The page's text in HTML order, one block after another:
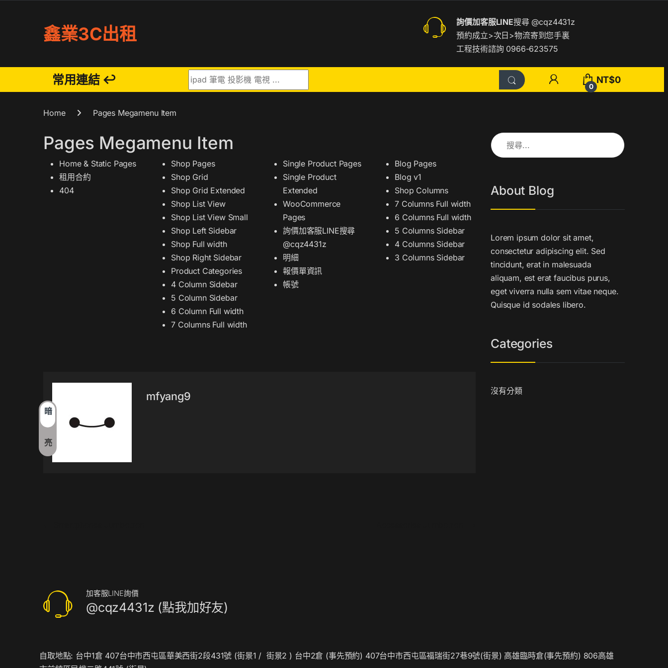
暗
亮
鑫業3C出租
詢價加客服LINE搜尋 @cqz4431z
預約成立>次日>物流寄到您手裏
工程技術諮詢 0966-623575
常用連結 ↩ Search for:
0
NT$0
Home Pages Megamenu Item
Pages Megamenu Item
Home & Static Pages
租用合約
404
Shop Pages
Shop Grid
Shop Grid Extended
Shop List View
Shop List View Small
Shop Left Sidebar
Shop Full width
Shop Right Sidebar
Product Categories
4 Column Sidebar
5 Column Sidebar
6 Column Full width
7 Columns Full width
Single Product Pages
Single Product
Extended
WooCommerce
Pages
詢價加客服LINE搜尋
@cqz4431z
明細
報價單資訊
帳號
Blog Pages
Blog v1
Shop Columns
7 Columns Full width
6 Columns Full width
5 Columns Sidebar
4 Columns Sidebar
3 Columns Sidebar
mfyang9
搜尋關鍵字:
About Blog
Lorem ipsum dolor sit amet,
consectetur adipiscing elit. Sed
tincidunt, erat in malesuada
aliquam, est erat faucibus purus,
eget viverra nulla sem vitae neque.
Quisque id sodales libero.
Categories
沒有分類
加客服LINE詢價
@cqz4431z (點我加好友)
自取地點: 台中1倉 407台中市西屯區華美西街2段431號 (街景1 / 街景2 ) 台中2倉 (事先預約) 407台中市西屯區福瑞街27巷9號(街景) 高雄臨時倉(事先預約) 806高雄